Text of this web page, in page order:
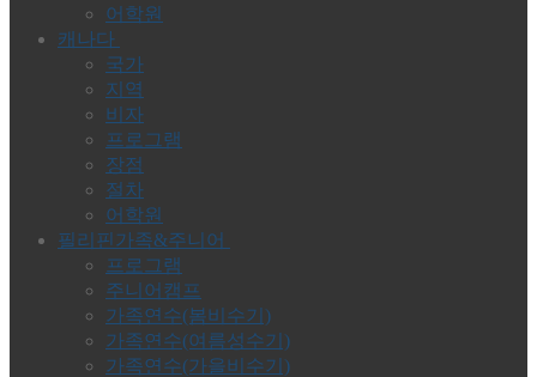
어학원
캐나다
국가
지역
비자
프로그램
장점
절차
어학원
필리핀가족&주니어
프로그램
주니어캠프
가족연수(봄비수기)
가족연수(여름성수기)
가족연수(가을비수기)